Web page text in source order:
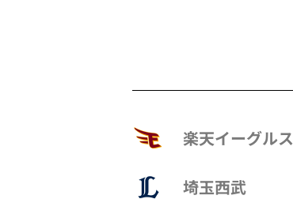
楽天イーグルス
埼玉西武